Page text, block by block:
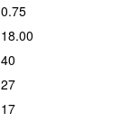
0.75
18.00
40
27
17